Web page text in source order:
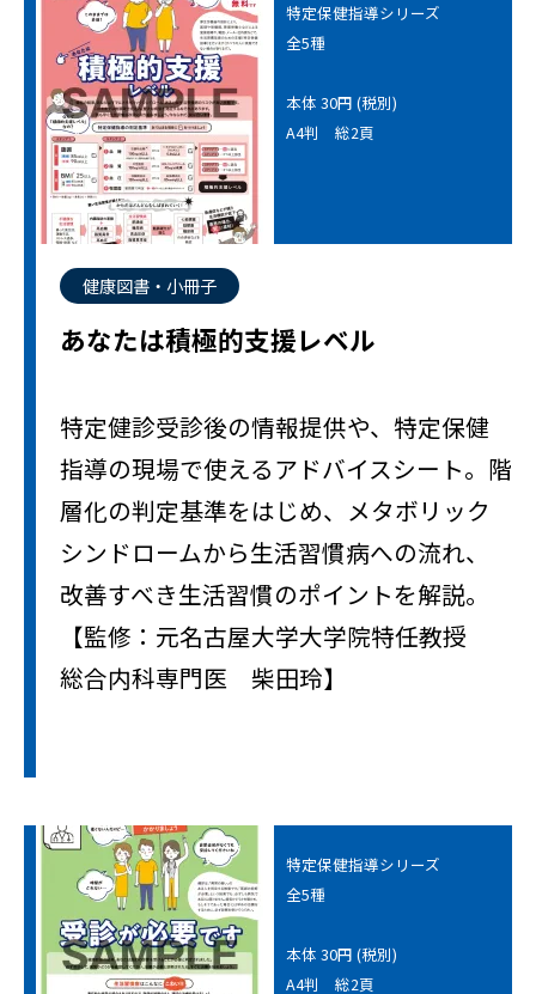
特定保健指導シリーズ
全5種
本体 30円 (税別)
A4判 総2頁
健康図書・小冊子
あなたは積極的支援レベル
特定健診受診後の情報提供や、特定保健
指導の現場で使えるアドバイスシート。階
層化の判定基準をはじめ、メタボリック
シンドロームから生活習慣病への流れ、
改善すべき生活習慣のポイントを解説。
【監修：元名古屋大学大学院特任教授
総合内科専門医 柴田玲】
特定保健指導シリーズ
全5種
本体 30円 (税別)
A4判 総2頁